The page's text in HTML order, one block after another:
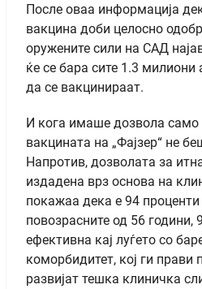
После оваа информација
вакцина доби целосно
оружените сили на САД
ќе се бара сите 1.3
да се вакцинираат.
И кога имаше дозвола само
вакцината на „Фајзер“ не
Напротив, дозволата за
издадена врз основа на
покажаа дека е 94 проценти
повозрасните од 56 години,
ефективна кај луѓето со
коморбидитет, кој ги прави
развијат тешка клиничка